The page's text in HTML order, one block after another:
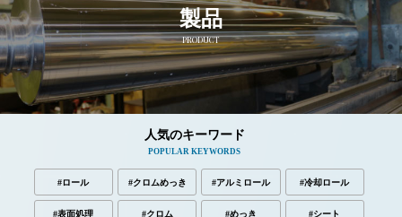
製品
PRODUCT
人気のキーワード
POPULAR KEYWORDS
#ロール #クロムめっき #アルミロール #冷却ロール
#表面処理 #クロム #めっき #シート